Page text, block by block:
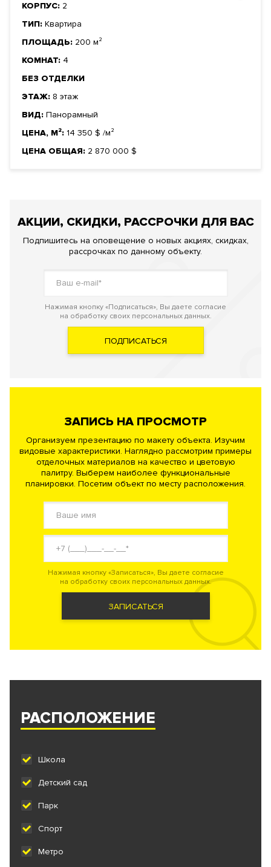
КОРПУС: 2
ТИП: Квартира
ПЛОЩАДЬ: 200 м²
КОМНАТ: 4
БЕЗ ОТДЕЛКИ
ЭТАЖ: 8 этаж
ВИД: Панорамный
ЦЕНА, М²: 14 350 $ /м²
ЦЕНА ОБЩАЯ: 2 870 000 $
АКЦИИ, СКИДКИ, РАССРОЧКИ ДЛЯ ВАС
Подпишитесь на оповещение о новых акциях, скидках,
рассрочках по данному объекту.
Нажимая кнопку «Подписаться», Вы даете согласие
на обработку своих персональных данных.
ПОДПИСАТЬСЯ
ЗАПИСЬ НА ПРОСМОТР
Организуем презентацию по макету объекта. Изучим
видовые характеристики. Наглядно рассмотрим примеры
отделочных материалов на качество и цветовую
палитру. Выберем наиболее функциональные
планировки. Посетим объект по месту расположения.
Нажимая кнопку «Записаться», Вы даете согласие
на обработку своих персональных данных.
ЗАПИСАТЬСЯ
РАСПОЛОЖЕНИЕ
Школа
Детский сад
Парк
Спорт
Метро